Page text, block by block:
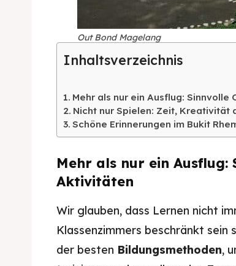
Out Bond Magelang
Inhaltsverzeichnis
Mehr als nur ein Ausflug:
Nicht nur Spielen: Zeit, Kreativität
Schöne Erinnerungen im Bukit
Mehr als nur ein Ausflug:
Aktivitäten
Wir glauben, dass Lernen nicht
Klassenzimmers beschränkt sein
der besten Bildungsmethoden,